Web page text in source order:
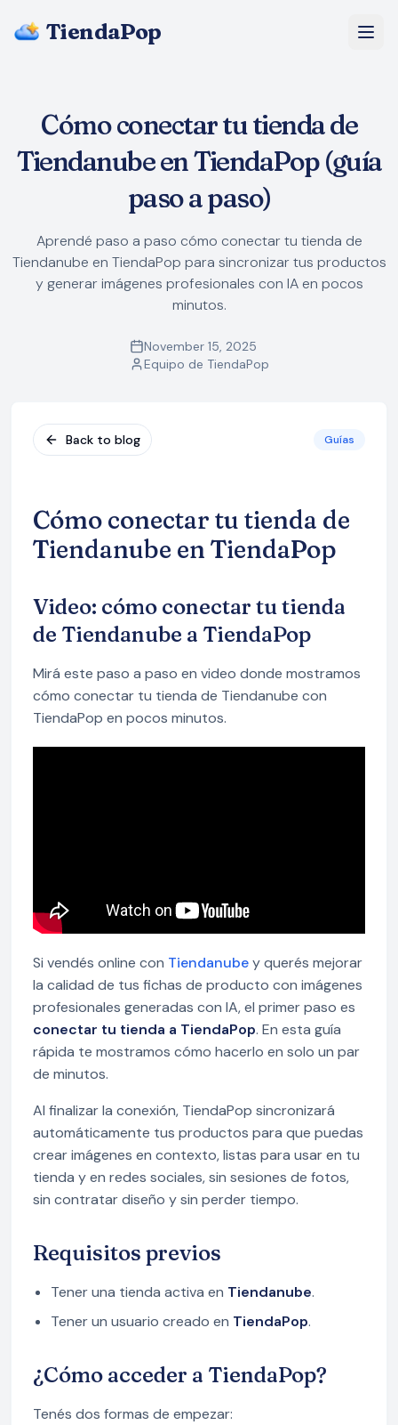
TiendaPop
FAQ
Start Free
Cómo conectar tu tienda de
Tiendanube en TiendaPop (guía
paso a paso)
Aprendé paso a paso cómo conectar tu tienda de
Tiendanube en TiendaPop para sincronizar tus productos
y generar imágenes profesionales con IA en pocos
minutos.
November 15, 2025
Equipo de TiendaPop
Back to blog Guías
Cómo conectar tu tienda de
Tiendanube en TiendaPop
Video: cómo conectar tu tienda
de Tiendanube a TiendaPop
Mirá este paso a paso en video donde mostramos
cómo conectar tu tienda de Tiendanube con
TiendaPop en pocos minutos.
Si vendés online con Tiendanubey querés mejorar
la calidad de tus fichas de producto con imágenes
profesionales generadas con IA, el primer paso es
conectar tu tienda a TiendaPop. En esta guía
rápida te mostramos cómo hacerlo en solo un par
de minutos.
Al finalizar la conexión, TiendaPop sincronizará
automáticamente tus productos para que puedas
crear imágenes en contexto, listas para usar en tu
tienda y en redes sociales, sin sesiones de fotos,
sin contratar diseño y sin perder tiempo.
Requisitos previos
Tener una tienda activa en Tiendanube.
Tener un usuario creado en TiendaPop.
¿Cómo acceder a TiendaPop?
Tenés dos formas de empezar: